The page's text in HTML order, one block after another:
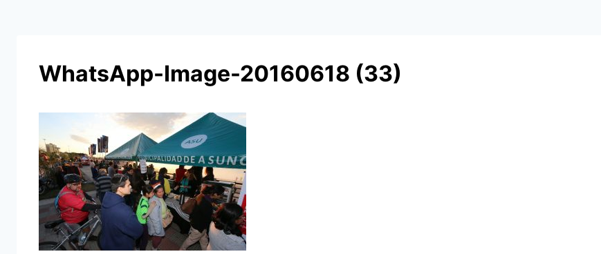
WhatsApp-Image-20160618 (33)